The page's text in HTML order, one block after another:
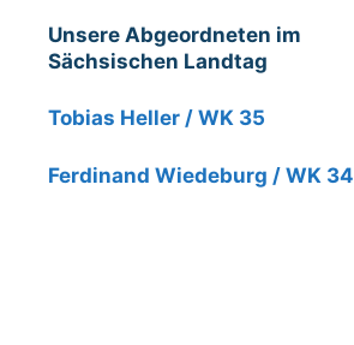
Unsere Abgeordneten im
Sächsischen Landtag
Tobias Heller / WK 35
Ferdinand Wiedeburg / WK 34